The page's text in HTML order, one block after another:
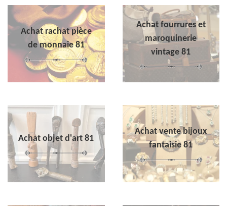
Achat rachat pièce
de monnaie 81
Achat fourrures et
maroquinerie
vintage 81
Achat objet d'art 81
Achat vente bijoux
fantaisie 81